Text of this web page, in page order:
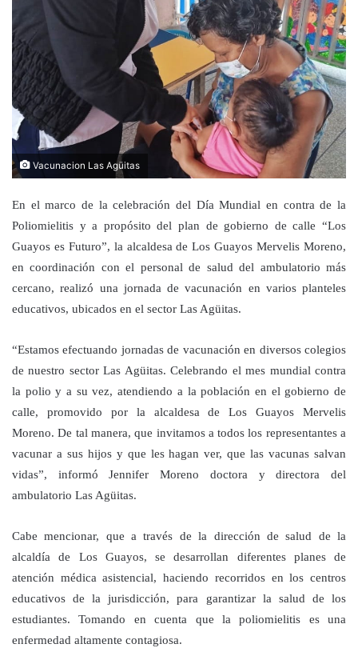
Vacunacion Las Agüitas
En el marco de la celebración del Día Mundial en contra de la
Poliomielitis y a propósito del plan de gobierno de calle “Los
Guayos es Futuro”, la alcaldesa de Los Guayos Mervelis Moreno,
en coordinación con el personal de salud del ambulatorio más
cercano, realizó una jornada de vacunación en varios planteles
educativos, ubicados en el sector Las Agüitas.
“Estamos efectuando jornadas de vacunación en diversos colegios
de nuestro sector Las Agüitas. Celebrando el mes mundial contra
la polio y a su vez, atendiendo a la población en el gobierno de
calle, promovido por la alcaldesa de Los Guayos Mervelis
Moreno. De tal manera, que invitamos a todos los representantes a
vacunar a sus hijos y que les hagan ver, que las vacunas salvan
vidas”, informó Jennifer Moreno doctora y directora del
ambulatorio Las Agüitas.
Cabe mencionar, que a través de la dirección de salud de la
alcaldía de Los Guayos, se desarrollan diferentes planes de
atención médica asistencial, haciendo recorridos en los centros
educativos de la jurisdicción, para garantizar la salud de los
estudiantes. Tomando en cuenta que la poliomielitis es una
enfermedad altamente contagiosa.